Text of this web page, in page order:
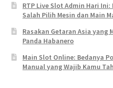
RTP Live Slot Admin Hari
Salah Pilih Mesin dan Main
Rasakan Getaran Asia yang
Panda Habanero
Main Slot Online: Bedanya
Manual yang Wajib Kamu